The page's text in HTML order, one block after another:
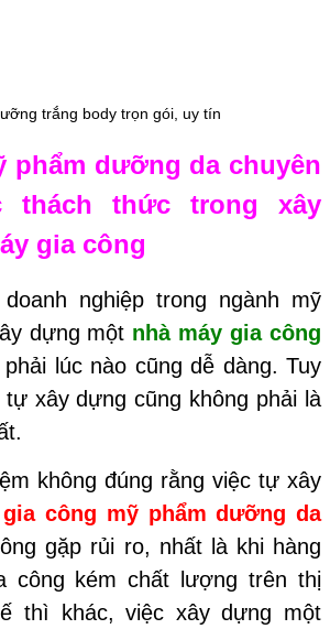
trắng body trọn gói, uy tín
phẩm dưỡng da chuyên
thách thức trong xây
gia công
nghiệp trong ngành mỹ
dựng một nhà máy gia công
phải lúc nào cũng dễ dàng. Tuy
xây dựng cũng không phải là
không đúng rằng việc tự xây
gia công mỹ phẩm dưỡng da
gặp rủi ro, nhất là khi hàng
công kém chất lượng trên thị
thì khác, việc xây dựng một